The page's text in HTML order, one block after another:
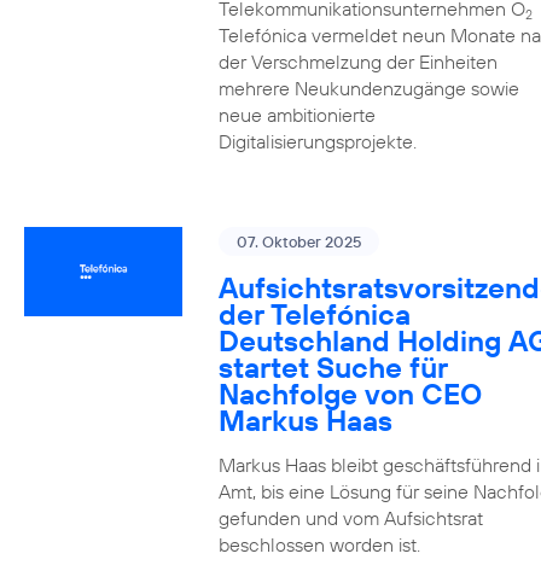
Telekommunikationsunternehmen O2
Telefónica vermeldet neun Monate
der Verschmelzung der Einheiten
mehrere Neukundenzugänge sowie
neue ambitionierte
Digitalisierungsprojekte.
07. Oktober 2025
der Telefónica
Deutschland Holding
startet Suche für
Nachfolge von CEO
Markus Haas
Markus Haas bleibt geschäftsführend
Amt, bis eine Lösung für seine
gefunden und vom Aufsichtsrat
beschlossen worden ist.